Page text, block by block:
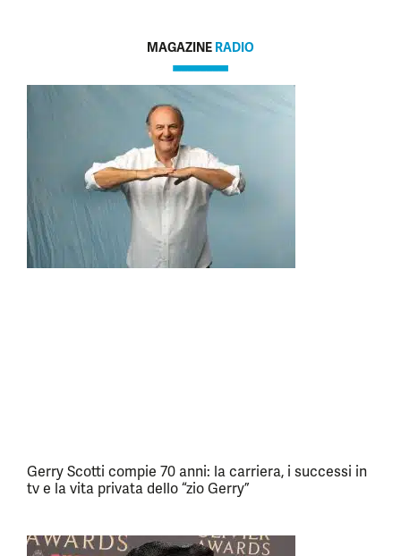
MAGAZINE RADIO
Gerry Scotti compie 70 anni: la carriera, i successi in
tv e la vita privata dello “zio Gerry”